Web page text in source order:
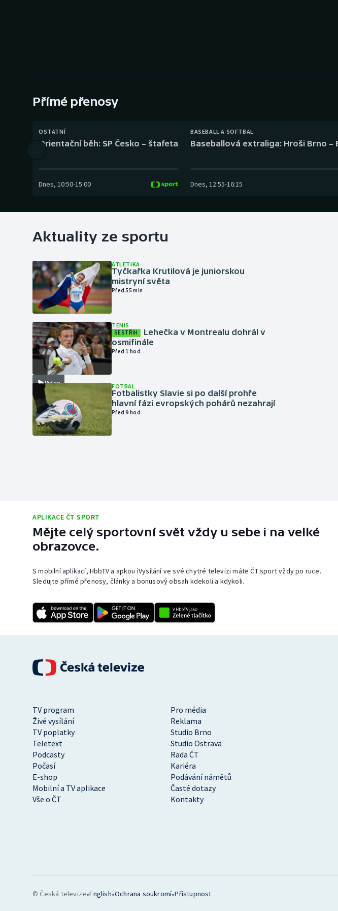
Futsal Parasport
Přímé přenosy
OSTATNÍ
Orientační běh: SP Česko – štafeta
Dnes, 10:50-15:00
BASEBALL A SOFTBAL
Baseballová extraliga: Hroši Brno –
Dnes, 12:55-16:15
Aktuality ze sportu
ATLETIKA
Tyčkařka Krutilová je juniorskou
mistryní světa
Před 55 min
Video
TENIS
SESTŘIH
Lehečka v Montrealu dohrál v
osmifinále
Před 1 hod
FOTBAL
Fotbalistky Slavie si po další prohře
hlavní fázi evropských pohárů nezahrají
Před 9 hod
APLIKACE ČT SPORT
Mějte celý sportovní svět vždy u sebe i na velké
obrazovce.
S mobilní aplikací, HbbTV a apkou iVysílání ve své chytré televizi máte ČT sport vždy po ruce.
Sledujte přímé přenosy, články a bonusový obsah kdekoli a kdykoli.
TV program
Pro média
Živé vysílání
Reklama
TV poplatky
Studio Brno
Teletext
Studio Ostrava
Podcasty
Rada ČT
Počasí
Kariéra
E-shop
Podávání námětů
Mobilní a TV aplikace
Časté dotazy
Vše o ČT
Kontakty
© Česká televize•English•Ochrana soukromí•Přístupnost